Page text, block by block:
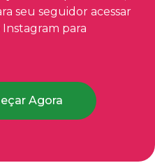
seu seguidor acessar
para
Agora